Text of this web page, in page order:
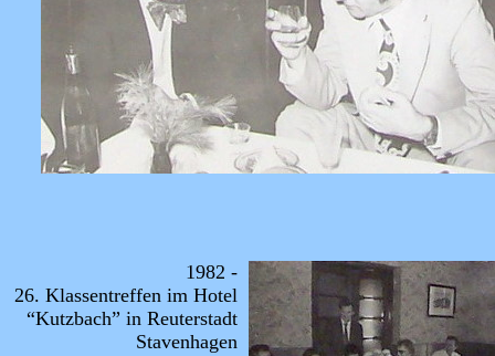
1982 -
26. Klassentreffen im Hotel
“Kutzbach” in Reuterstadt
Stavenhagen